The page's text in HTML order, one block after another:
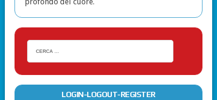
profondo del cuore.
LOGIN-LOGOUT-REGISTER